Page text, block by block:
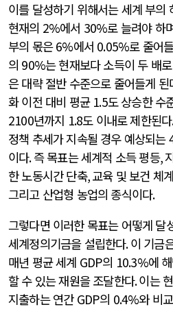
이를 달성하기 위해서는 세계 부의
현재의 2%에서 30%로 늘려야 하
부의 몫은6%에서 0.05%로 줄어
의 90%는 현재보다 소득이 두 배
은 대략 절반 수준으로 줄어들게 된
화 이전 대비 평균 1.5도 상승한 수
2100년까지 1.8도 이내로 제한된다
정책 추세가 지속될 경우 예상되는
이다.즉 목표는 세계적 소득 평등,
한 노동시간 단축,교육 및 보건 체
그리고 산업형 농업의 종식이다.
그렇다면 이러한 목표는 어떻게 달
세계정의기금을 설립한다.이 기금
매년 평균 세계 GDP의 10.3%에
할 수 있는 재원을 조달한다.이는
지출하는 연간 GDP의 0.4%와 비